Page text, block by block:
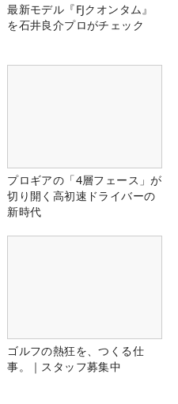
最新モデル『FJクオンタム』
を石井良介プロがチェック
プロギアの「4層フェース」が
切り開く高初速ドライバーの
新時代
ゴルフの熱狂を、つくる仕
事。｜スタッフ募集中